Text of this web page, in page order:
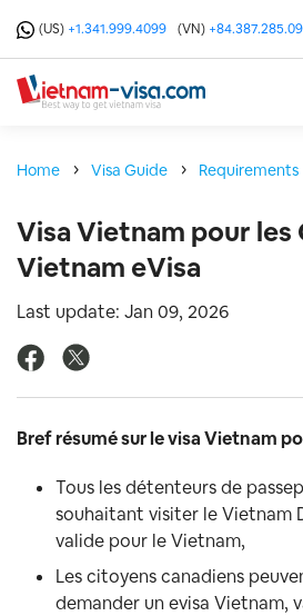
(US) +1.341.999.4099 (VN)
Home Visa Guide Requirements
Visa Vietnam pour les
Vietnam eVisa
Last update: Jan 09, 2026
Bref résumé sur le visa Vietnam
Tous les détenteurs de
souhaitant visiter le Vietnam
valide pour le Vietnam,
Les citoyens canadiens
demander un evisa Vietnam,